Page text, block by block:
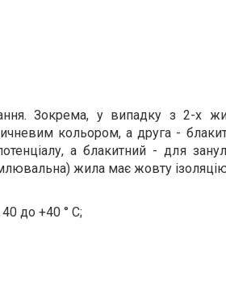
Зокрема, у випадку з 2-х
кольором, а друга -
а блакитний - для
жила має жовту
до +40 ° С;